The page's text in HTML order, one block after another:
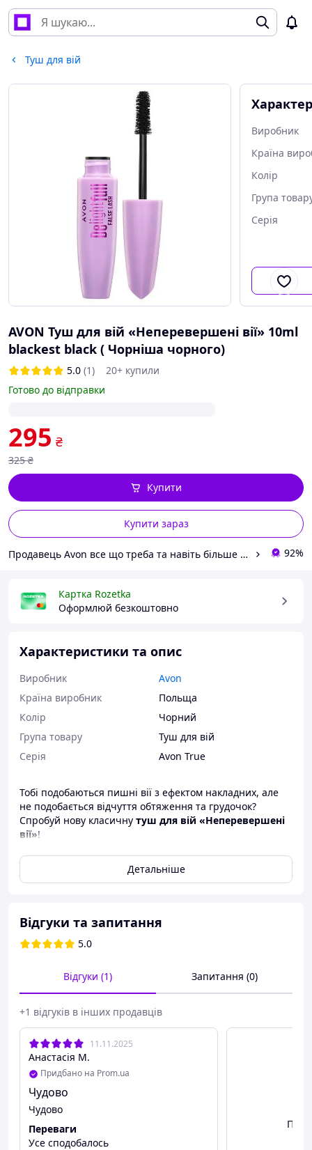
Туш для вій
Виробник
Країна
Колір
Група
Серія
AVON Туш для вій «Неперевершені вії» 10ml
blackest black ( Чорніша чорного)
5.0 (1)
20+ купили
Готово до відправки
295 ₴
325 ₴
Купити зараз
Купити
Продавець Avon все що треба та навіть більше від Анни 92%
Картка Rozetka
Оформлюй безкоштовно
Характеристики та опис
Виробник
Avon
Країна виробник
Польща
Колір
Чорний
Група товару
Туш для вій
Серія
Avon True
Тобі подобаються пишні вії з ефектом накладних, але
не подобається відчуття обтяження та грудочок?
Спробуй нову класичну туш для вій «Неперевершені
вії»!
Формула туші миттєво створює подвійний об'єм і
додаткову довжину вій. Щіточка легко профарбовую вії
в куточках для витягування та розділення. Не утворює
гнучкими. Тримається весь день.
Застосування: Нанести на вії для досягнення бажаного
ЗАСТЕРЕЖЕННЯ: Не використовувати продукт, якщо очі
та/або область навколо очей запалені або подразнені.
Зверніться до офтальмолога, якщо ви поранили око
продукт.
Країна Виробник:
Детальніше
Відгуки та запитання
5.0
Відгуки (1) Запитання (0)
+1 відгуків в інших продавців
11.11.2025
Анастасія М.
Придбано на Prom.ua
Чудово
Чудово
Переваги
Усе сподобалось